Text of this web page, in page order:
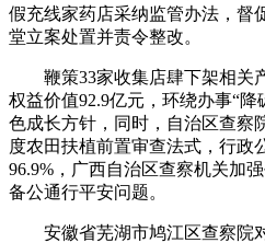
假充线家药店采纳监管办法，督
堂立案处置并责令整改。
鞭策33家收集店肆下架相关
权益价值92.9亿元，环绕办事“
色成长方针，同时，自治区查察
度农田扶植前置审查法式，行政
96.9%，广西自治区查察机关加
备公通行平安问题。
安徽省芜湖市鸠江区查察院对